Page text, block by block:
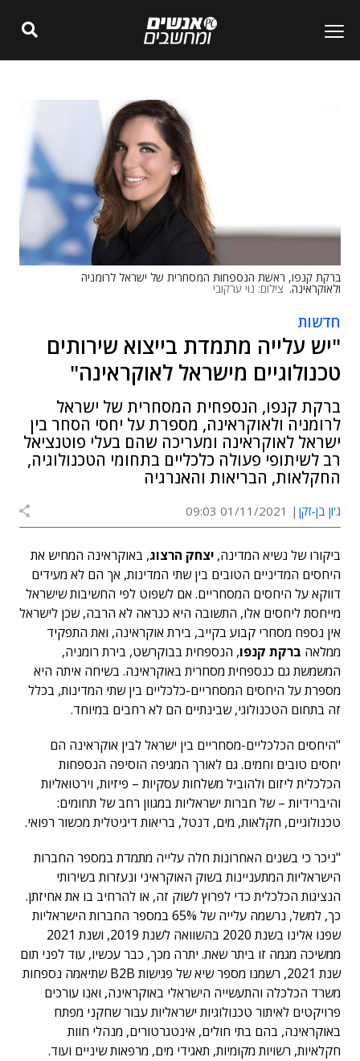
ברקת קנפו, ראשת הנספחות המסחרית של ישראל לרומניה
ולאוקראינה. צילום: נוי ערקובי
חדשות
"יש עלייה מתמדת בייצוא שירותים
טכנולוגיים מישראל לאוקראינה"
ברקת קנפו, הנספחית המסחרית של ישראל
לרומניה ולאוקראינה, מספרת על יחסי הסחר בין
ישראל לאוקראינה ומעריכה שהם בעלי פוטנציאל
רב לשיתופי פעולה כלכליים בתחומי הטכנולוגיה,
החקלאות, הבריאות והאנרגיה
ג'ון בן-זקן 01/11/2021 09:03
ביקורו של נשיא המדינה, יצחק הרצוג, באוקראינה המחיש את
היחסים המדיניים הטובים בין שתי המדינות, אך הם לא מעידים
דווקא על היחסים המסחריים. אם לשפוט לפי החשיבות שישראל
מייחסת ליחסים אלו, התשובה היא כנראה לא הרבה, שכן לישראל
אין נספח מסחרי קבוע בקייב, בירת אוקראינה, ואת התפקיד
ממלאה ברקת קנפו, הנספחית בבוקרשט, בירת רומניה,
המשמשת גם כנספחית מסחרית באוקראינה. בשיחה איתה היא
מספרת על היחסים המסחריים-כלכליים בין שתי המדינות, בכלל
זה בתחום הטכנולוגי, שבינתיים הם לא רחבים במיוחד.
"היחסים הכלכליים-מסחריים בין ישראל לבין אוקראינה הם
יחסים טובים וחמים. גם לאורך המגיפה הוסיפה הנספחות
הכלכלית ליזום ולהוביל משלחות עסקיות – פיזיות, וירטואליות
והיברידיות – של חברות ישראליות במגוון רחב של תחומים:
טכנולוגיים, חקלאות, מים, דנטל, בריאות דיגיטלית מכשור רפואי.
"ניכר כי בשנים האחרונות חלה עלייה מתמדת במספר החברות
הישראליות המתעניינות בשוק האוקראיני ונעזרות בשירותי
הנציגות הכלכלית כדי לפרוץ לשוק זה, או להרחיב בו את אחיזתן.
כך, למשל, נרשמה עלייה של 65% במספר החברות הישראליות
שפנו אלינו בשנת 2020 בהשוואה לשנת 2019, ושנת 2021
ממשיכה מגמה זו ביתר שאת. יתרה מכך, כבר עכשיו, עוד לפני תום
שנת 2021, רשמנו מספר שיא של פגישות B2B שתיאמה נספחות
משרד הכלכלה והתעשייה הישראלי באוקראינה, ואנו עורכים
פרויקטים לאיתור טכנולוגיות ישראליות עבור שחקני מפתח
באוקראינה, בהם בתי חולים, אינטגרטורים, מנהלי חוות
חקלאיות, רשויות מקומיות, תאגידי מים, מרפאות שיניים ועוד.